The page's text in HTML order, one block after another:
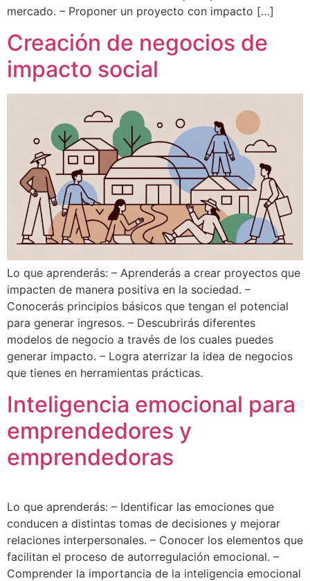
mercado. – Proponer un proyecto con impacto […]
Creación de negocios de
impacto social
Lo que aprenderás: – Aprenderás a crear proyectos que
impacten de manera positiva en la sociedad. –
Conocerás principios básicos que tengan el potencial
para generar ingresos. – Descubrirás diferentes
modelos de negocio a través de los cuales puedes
generar impacto. – Logra aterrizar la idea de negocios
que tienes en herramientas prácticas.
Inteligencia emocional para
emprendedores y
emprendedoras
Lo que aprenderás: – Identificar las emociones que
conducen a distintas tomas de decisiones y mejorar
relaciones interpersonales. – Conocer los elementos que
facilitan el proceso de autorregulación emocional. –
Comprender la importancia de la inteligencia emocional